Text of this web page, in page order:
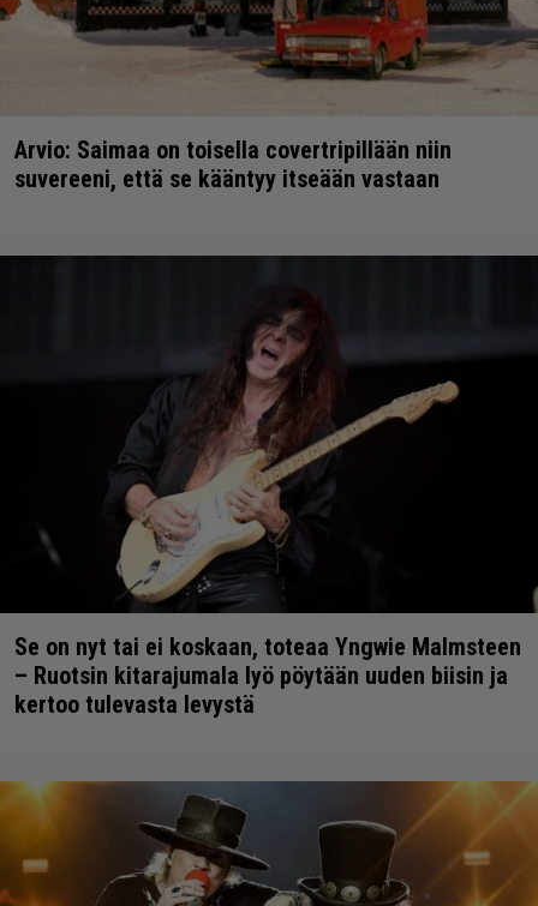
Arvio: Saimaa on toisella covertripillään niin
suvereeni, että se kääntyy itseään vastaan
Se on nyt tai ei koskaan, toteaa Yngwie Malmsteen
– Ruotsin kitarajumala lyö pöytään uuden biisin ja
kertoo tulevasta levystä